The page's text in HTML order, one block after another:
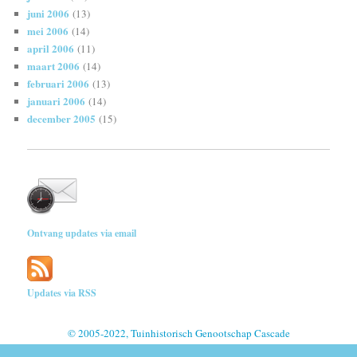
juni 2006 (13)
mei 2006 (14)
april 2006 (11)
maart 2006 (14)
februari 2006 (13)
januari 2006 (14)
december 2005 (15)
Ontvang updates via email
Updates via RSS
© 2005-2022, Tuinhistorisch Genootschap Cascade